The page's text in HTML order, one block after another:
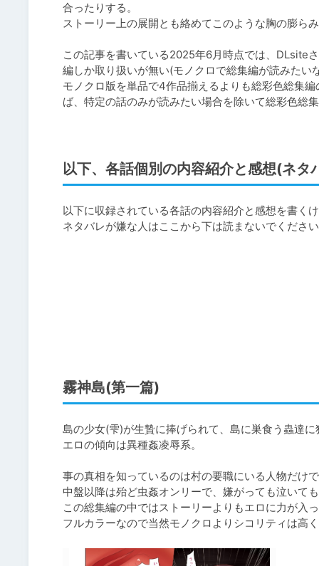
合ったりする。
ストーリー上の展開とも絡めてこのような胸の膨ら
この記事を書いている2025年6月時点では、DLsite
編しか取り扱いが無い(モノクロで総集編が読みたい
モノクロ版を単品で4作品揃えるよりも総彩色総集
ば、特定の話のみが読みたい場合を除いて総彩色総
以下、各話個別の内容紹介と感想(ネタ
以下に収録されている各話の内容紹介と感想を書く
ネタバレが嫌な人はここから下は読まないでください
霧神島(第一篇)
島の少女(雫)が生贄に捧げられて、島に巣食う蟲達に
エロの傾向は異種姦凌辱系。
事の真相を知っているのは村の要職にいる人物だけ
中盤以降は殆ど虫姦オンリーで、嫌がっても泣いて
この総集編の中ではストーリーよりもエロに力が入っ
フルカラーなので当然モノクロよりシコリティは高く